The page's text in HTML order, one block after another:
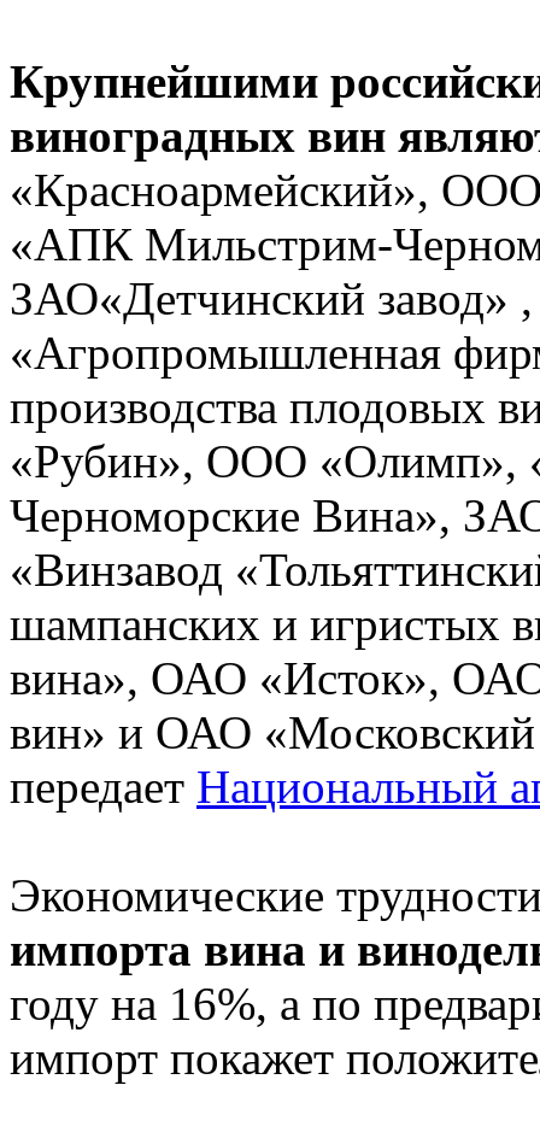
Крупнейшими
виноградных вин
«Красноармейский»,
«АПК Мильстрим-
ЗАО«Детчинский
«Агропромышленная
производства плодовых
«Рубин», ООО
Черноморские Вина»,
«Винзавод
шампанских и игристых
вина», ОАО «Исток», ОАО
вин» и ОАО
передает Национальный
Экономические
импорта вина и
году на 16%, а по
импорт покажет